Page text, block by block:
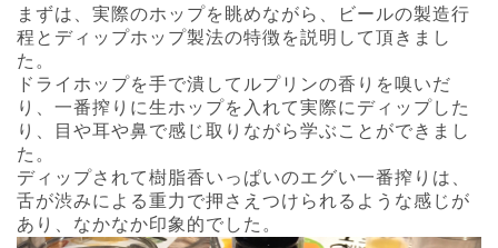
まずは、実際のホップを眺めながら、ビールの製造行
程とディップホップ製法の特徴を説明して頂きまし
た。
ドライホップを手で潰してルプリンの香りを嗅いだ
り、一番搾りに生ホップを入れて実際にディップした
り、目や耳や鼻で感じ取りながら学ぶことができまし
た。
ディップされて樹脂香いっぱいのエグい一番搾りは、
舌が渋みによる重力で押さえつけられるような感じが
あり、なかなか印象的でした。